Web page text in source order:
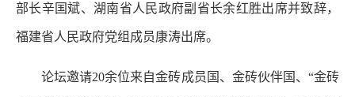
部长辛国斌、湖南省人民政府副省长余红胜出席并致辞，
福建省人民政府党组成员康涛出席。
论坛邀请20余位来自金砖成员国、金砖伙伴国、“金砖